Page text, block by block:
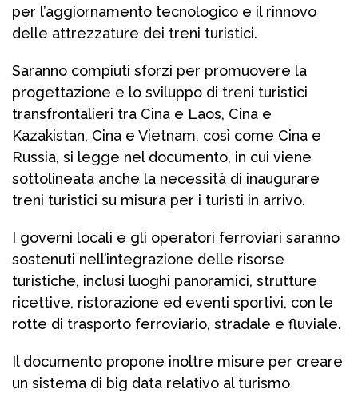
per l’aggiornamento tecnologico e il rinnovo
delle attrezzature dei treni turistici.
Saranno compiuti sforzi per promuovere la
progettazione e lo sviluppo di treni turistici
transfrontalieri tra Cina e Laos, Cina e
Kazakistan, Cina e Vietnam, così come Cina e
Russia, si legge nel documento, in cui viene
sottolineata anche la necessità di inaugurare
treni turistici su misura per i turisti in arrivo.
I governi locali e gli operatori ferroviari saranno
sostenuti nell’integrazione delle risorse
turistiche, inclusi luoghi panoramici, strutture
ricettive, ristorazione ed eventi sportivi, con le
rotte di trasporto ferroviario, stradale e fluviale.
Il documento propone inoltre misure per creare
un sistema di big data relativo al turismo